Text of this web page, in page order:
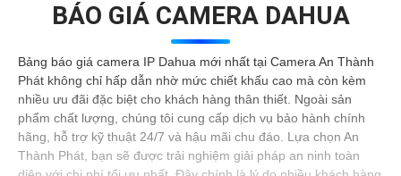
BÁO GIÁ CAMERA DAHUA
Bảng báo giá camera IP Dahua mới nhất tại Camera An Thành
Phát không chỉ hấp dẫn nhờ mức chiết khấu cao mà còn kèm
nhiều ưu đãi đặc biệt cho khách hàng thân thiết. Ngoài sản
phẩm chất lượng, chúng tôi cung cấp dịch vụ bảo hành chính
hãng, hỗ trợ kỹ thuật 24/7 và hậu mãi chu đáo. Lựa chọn An
Thành Phát, bạn sẽ được trải nghiệm giải pháp an ninh toàn